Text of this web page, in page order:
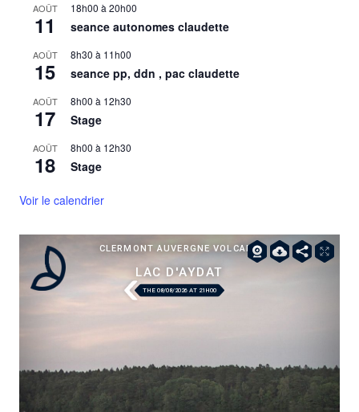
AOÛT
11
18h00 à20h00
seance autonomes claudette
AOÛT
15
8h30 à 11h00
seance pp, ddn , pac claudette
AOÛT
17
8h00 à 12h30
Stage
AOÛT
18
8h00 à 12h30
Stage
Voir le calendrier